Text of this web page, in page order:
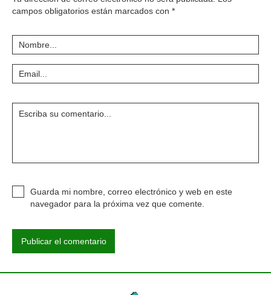
campos obligatorios están marcados con *
Guarda mi nombre, correo electrónico y web en este
navegador para la próxima vez que comente.